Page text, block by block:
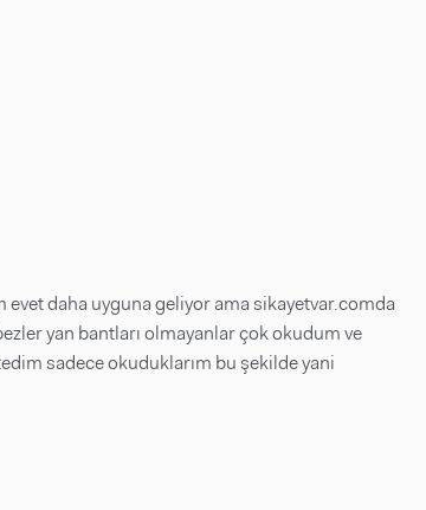
daha uyguna geliyor ama sikayetvar.comda
yan bantları olmayanlar çok okudum ve
sadece okuduklarım bu şekilde yani